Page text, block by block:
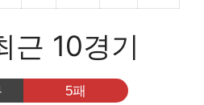
근 10경기
5패